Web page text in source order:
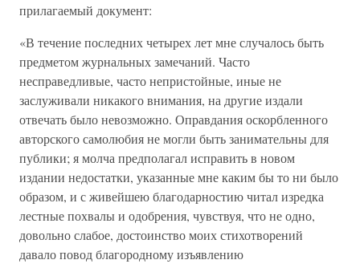
прилагаемый документ:
«В течение последних четырех лет мне случалось быть
предметом журнальных замечаний. Часто
несправедливые, часто непристойные, иные не
заслуживали никакого внимания, на другие издали
отвечать было невозможно. Оправдания оскорбленного
авторского самолюбия не могли быть занимательны для
публики; я молча предполагал исправить в новом
издании недостатки, указанные мне каким бы то ни было
образом, и с живейшею благодарностию читал изредка
лестные похвалы и одобрения, чувствуя, что не одно,
довольно слабое, достоинство моих стихотворений
давало повод благородному изъявлению